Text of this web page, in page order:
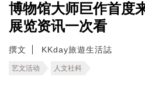
博物馆大师巨作首度
展览资讯一次看
撰文 KKday旅遊生活誌
艺文活动 人文社科